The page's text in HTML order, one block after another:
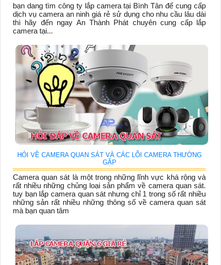
bạn dang tìm công ty lắp camera tại Bình Tân để cung cấp
dịch vụ camera an ninh giá rẻ sử dụng cho nhu cầu lâu dài
thì hãy đến ngay An Thành Phát chuyên cung cấp lắp
camera tại...
HỎI VỀ CAMERA QUAN SÁT VÀ CÁC LỖI CAMERA THƯỜNG
GẶP
Camera quan sát là một trong những lĩnh vực khá rộng và
rất nhiều những chủng loại sản phẩm về camera quan sát.
tuy bạn lắp camera quan sát nhưng chỉ 1 trong số rất nhiều
những sản rất nhiều những thông số về camera quan sát
mà bạn quan tâm